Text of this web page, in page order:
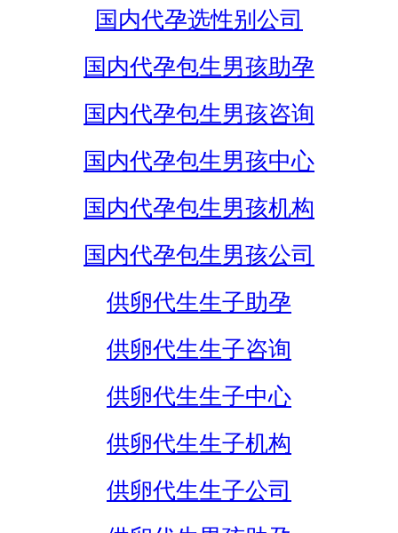
国内代孕选性别公司
国内代孕包生男孩助孕
国内代孕包生男孩咨询
国内代孕包生男孩中心
国内代孕包生男孩机构
国内代孕包生男孩公司
供卵代生生子助孕
供卵代生生子咨询
供卵代生生子中心
供卵代生生子机构
供卵代生生子公司